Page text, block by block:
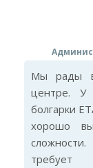
Мы рады
центре.
болгарки
хорошо